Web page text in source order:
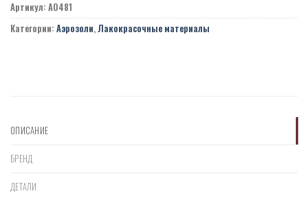
Артикул: A0481
Категории: Аэрозоли,Лакокрасочные материалы
ОПИСАНИЕ
БРЕНД
ДЕТАЛИ